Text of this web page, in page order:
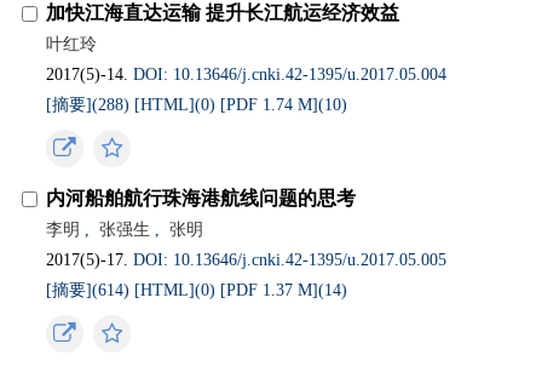
加快江海直达运输 提升长江航运经济效益
叶红玲
2017(5)-14.DOI: 10.13646/j.cnki.42-1395/u.2017.05.004
[摘要](288) [HTML](0) [PDF 1.74 M](10)
内河船舶航行珠海港航线问题的思考
李明 , 张强生 ,
张明
2017(5)-17.DOI: 10.13646/j.cnki.42-1395/u.2017.05.005
[摘要](614) [HTML](0) [PDF 1.37 M](14)